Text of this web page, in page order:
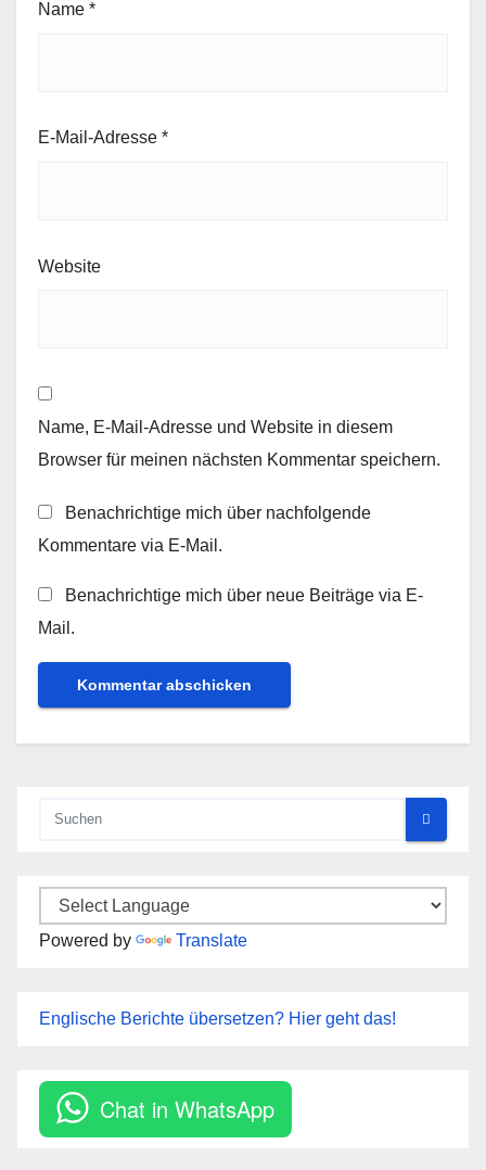
Name *
E-Mail-Adresse *
Website
Name, E-Mail-Adresse und Website in diesem
Browser für meinen nächsten Kommentar speichern.
Benachrichtige mich über nachfolgende
Kommentare via E-Mail.
Benachrichtige mich über neue Beiträge via E-
Mail.
Powered by Translate
Englische Berichte übersetzen? Hier geht das!
Chat in WhatsApp